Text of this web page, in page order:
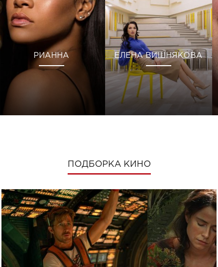
РИАННА ЕЛЕНА ВИШНЯКОВА
ПОДБОРКА КИНО